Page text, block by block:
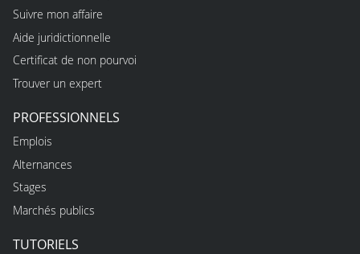
Suivre mon affaire
Aide juridictionnelle
Certificat de non pourvoi
Trouver un expert
PROFESSIONNELS
Emplois
Alternances
Stages
Marchés publics
TUTORIELS